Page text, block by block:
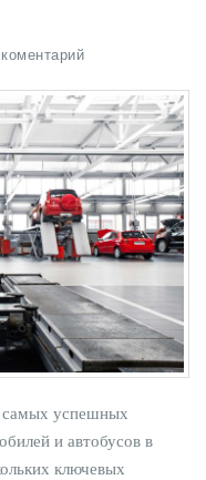
самых успешных
и автобусов в
ключевых